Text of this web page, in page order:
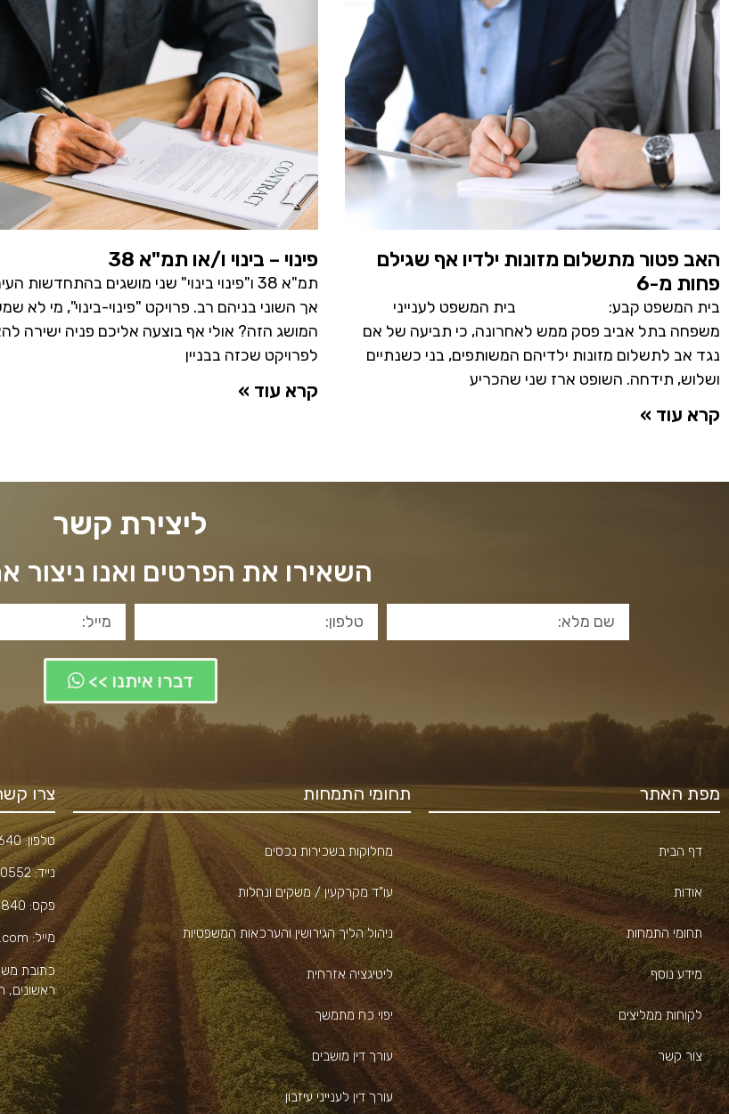
האב פטור מתשלום מזונות ילדיו אף שגילם
פחות מ-6
בית המשפט קבע: בית המשפט לענייני
משפחה בתל אביב פסק ממש לאחרונה, כי תביעה של אם
נגד אב לתשלום מזונות ילדיהם המשותפים, בני כשנתיים
ושלוש, תידחה. השופט ארז שני שהכריע
קרא עוד »
פינוי – בינוי ו/או תמ"א 38
תמ"א 38 ו"פינוי בינוי" שני מושגים בהתחדשות
אך השוני בניהם רב. פרויקט "פינוי-בינוי", מי לא
המושג הזה? אולי אף בוצעה אליכם פניה ישירה
לפרויקט שכזה בבניין
קרא עוד »
ליצירת קשר
השאירו את הפרטים ואנו
דברו איתנו >>
מפת האתר
דף הבית
אודות
תחומי התמחות
מידע נוסף
לקוחות ממליצים
צור קשר
תחומי התמחות
מחלוקות בשכירות נכסים
עו"ד מקרקעין / משקים ונחלות
ניהול הליך הגירושין והערכאות המשפטיות
ליטיגציה אזרחית
יפוי כח מתמשך
עורך דין מושבים
עורך דין לענייני עיזבון
צרו
טלפון:
נייד:
פקס:
מייל:
כתובת
ראשונים,